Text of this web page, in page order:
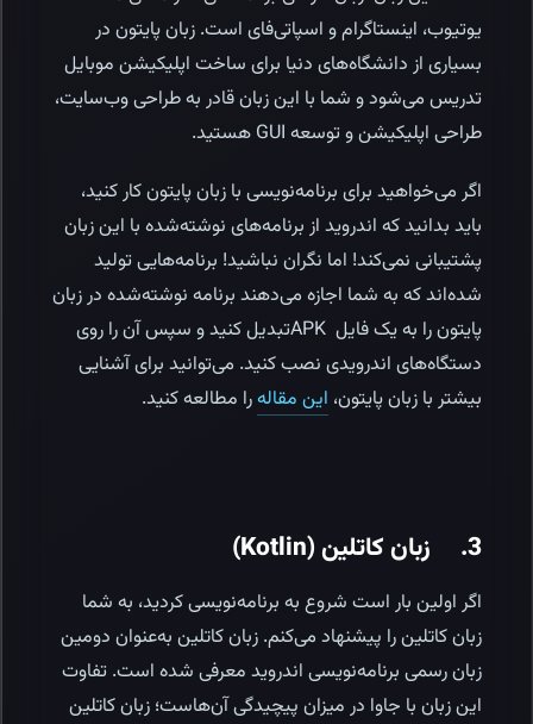
یوتیوب، اینستاگرام و اسپاتی‌فای است. زبان پایتون در
بسیاری از دانشگاه‌های دنیا برای ساخت اپلیکیشن موبایل
تدریس می‌شود و شما با این زبان قادر به طراحی وب‌سایت،
طراحی اپلیکیشن و توسعه GUI هستید.
اگر می‌خواهید برای برنامه‌نویسی با زبان پایتون کار کنید،
باید بدانید که اندروید از برنامه‌های نوشته‌شده با این زبان
پشتیبانی نمی‌کند! اما نگران نباشید! برنامه‌هایی تولید
شده‌اند که به شما اجازه می‌دهند برنامه نوشته‌شده در زبان
پایتون را به یک فایل APKتبدیل کنید و سپس آن را روی
دستگا‌ه‌های اندرویدی نصب کنید. می‌توانید برای آشنایی
بیشتر با زبان پایتون، این مقالهرا مطالعه کنید.
3. زبان کاتلین (Kotlin)
اگر اولین بار است شروع به ‌برنامه‌نویسی کردید، به شما
زبان کاتلین را پیشنهاد می‌کنم. زبان کاتلین به‌عنوان دومین
زبان رسمی برنامه‌نویسی اندروید معرفی شده‌ است. تفاوت
این زبان با جاوا در میزان پیچیدگی آن‌هاست؛ زبان کاتلین